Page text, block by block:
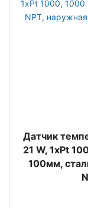
Датчик
21 W, 1xPt
100мм,